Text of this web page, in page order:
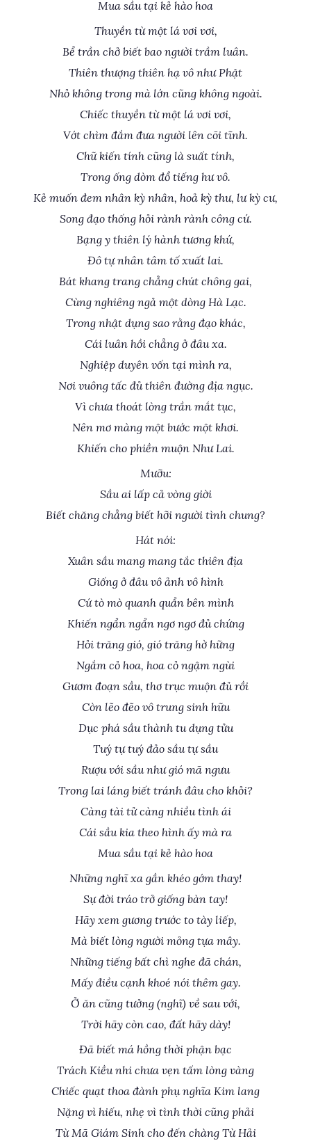
Mua sầu tại kẻ hào hoa
Thuyền từ một lá vơi vơi,
Bể trần chở biết bao người trầm luân.
Thiên thượng thiên hạ vô như Phật
Nhỏ không trong mà lớn cũng không ngoài.
Chiếc thuyền từ một lá vơi vơi,
Vớt chìm đắm đưa người lên cõi tĩnh.
Chữ kiến tính cũng là suất tính,
Trong ống dòm đổ tiếng hư vô.
Kẻ muốn đem nhân kỳ nhân, hoả kỳ thư, lư kỳ cư,
Song đạo thống hỏi rành rành công cứ.
Bạng y thiên lý hành tương khứ,
Đô tự nhân tâm tố xuất lai.
Bát khang trang chẳng chút chông gai,
Cùng nghiêng ngả một dòng Hà Lạc.
Trong nhật dụng sao rằng đạo khác,
Cái luân hồi chẳng ở đâu xa.
Nghiệp duyên vốn tại mình ra,
Nơi vuông tấc đủ thiên đường địa ngục.
Vì chưa thoát lòng trần mắt tục,
Nên mơ màng một bước một khơi.
Khiến cho phiền muộn Như Lai.
Mưỡu:
Sầu ai lấp cả vòng giời
Biết chăng chẳng biết hỡi người tình chung?
Hát nói:
Xuân sầu mang mang tắc thiên địa
Giống ở đâu vô ảnh vô hình
Cứ tò mò quanh quẩn bên mình
Khiến ngẩn ngẩn ngơ ngơ đủ chứng
Hỏi trăng gió, gió trăng hờ hững
Ngắm cỏ hoa, hoa cỏ ngậm ngùi
Gươm đoạn sầu, thơ trục muộn đủ rồi
Còn lẽo đẽo vô trung sinh hữu
Dục phá sầu thành tu dụng tửu
Tuý tự tuý đảo sầu tự sầu
Rượu với sầu như gió mã ngưu
Trong lai láng biết tránh đâu cho khỏi?
Càng tài tử càng nhiều tình ái
Cái sầu kia theo hình ấy mà ra
Mua sầu tại kẻ hào hoa
Những nghĩ xa gần khéo gớm thay!
Sự đời tráo trở giống bàn tay!
Hãy xem gương trước to tày liếp,
Mà biết lòng người mỏng tựa mây.
Những tiếng bất chì nghe đã chán,
Mấy điều cạnh khoé nói thêm gay.
Ở ăn cũng tưởng (nghĩ) về sau với,
Trời hãy còn cao, đất hãy dày!
Đã biết má hồng thời phận bạc
Trách Kiều nhi chưa vẹn tấm lòng vàng
Chiếc quạt thoa đành phụ nghĩa Kim lang
Nặng vì hiếu, nhẹ vì tình thời cũng phải
Từ Mã Giám Sinh cho đến chàng Từ Hải